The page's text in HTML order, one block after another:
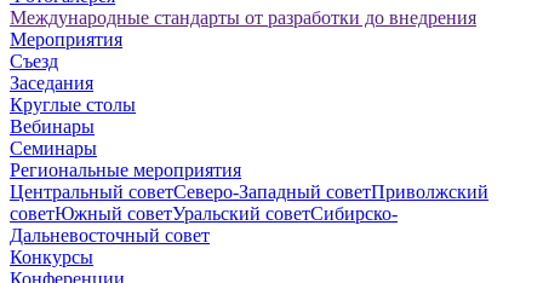
Международные стандарты от разработки до внедрения
Мероприятия
Съезд
Заседания
Круглые столы
Вебинары
Семинары
Региональные мероприятия
Центральный советСеверо-Западный советПриволжский
советЮжный советУральский советСибирско-
Дальневосточный совет
Конкурсы